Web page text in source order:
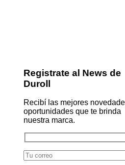
Registrate al News de
Duroll
Recibí las mejores
oportunidades que te brinda
nuestra marca.